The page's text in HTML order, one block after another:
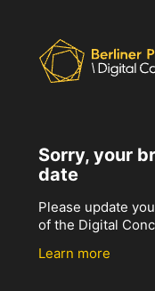
Sorry, your
date
Please update
of the Digital
Learn more